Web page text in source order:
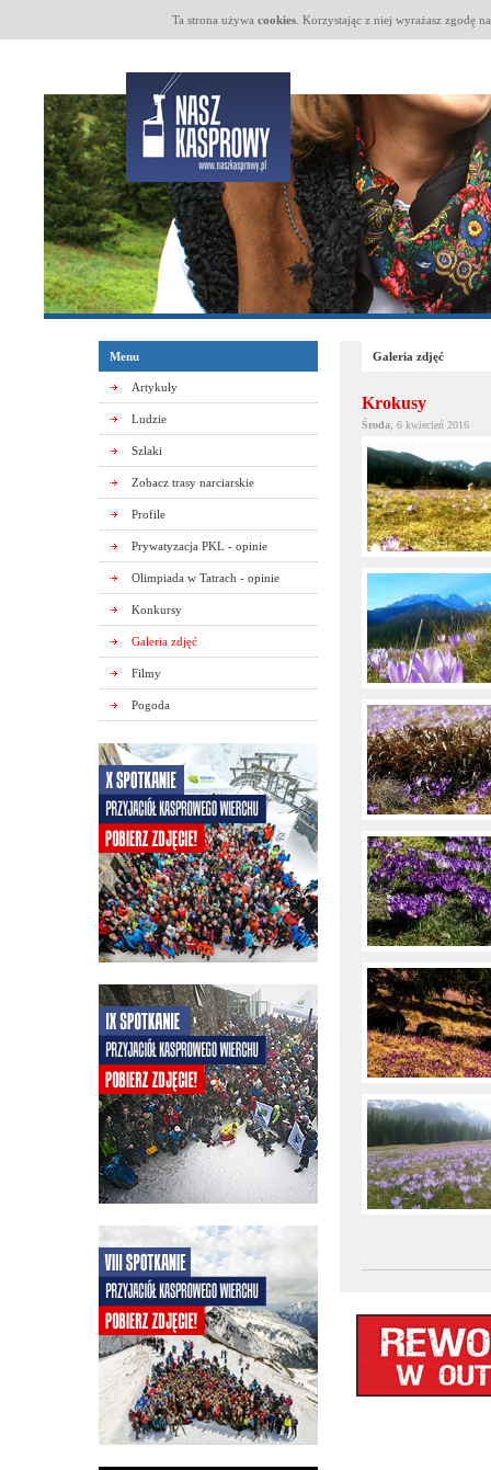
Ta strona używa cookies. Korzystając z niej wyrażasz zgodę
Menu
Artykuły
Ludzie
Szlaki
Zobacz trasy narciarskie
Profile
Prywatyzacja PKL - opinie
Olimpiada w Tatrach - opinie
Konkursy
Galeria zdjęć
Filmy
Pogoda
Galeria zdjęć
Krokusy
Środa , 6 kwiecień 2016